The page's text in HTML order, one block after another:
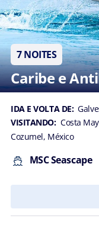
Telefone
com
DDD
*
conte
viagem
7 NOITES
Caribe e
IDA E VOLTA DE:
VISITANDO: Costa
Cozumel, México
MSC Seascape